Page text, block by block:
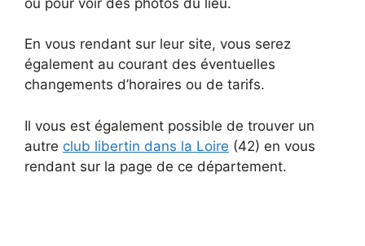
En vous rendant sur leur site, vous serez
également au courant des éventuelles
changements d’horaires ou de tarifs.
Il vous est également possible de trouver un
autre club libertin dans la Loire (42) en vous
rendant sur la page de ce département.